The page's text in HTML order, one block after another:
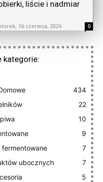
liście i nadmiar
16 czerwca, 2026 0
kategorie:
434
22
10
9
7
ubocznych
7
5